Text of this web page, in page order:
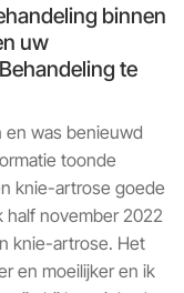
binnen
uw
te
en was benieuwd
toonde
knie-artrose goede
half november 2022
knie-artrose. Het
en moeilijker en ik